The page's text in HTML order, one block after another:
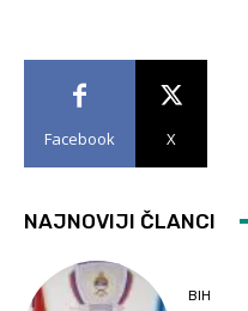
Facebook X
NAJNOVIJI ČLANCI
BIH